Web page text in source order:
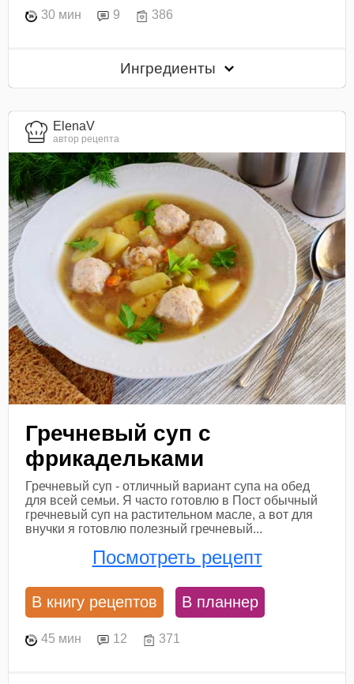
30 мин 9 386
Ингредиенты
ElenaV
автор рецепта
Гречневый суп с
фрикадельками
Гречневый суп - отличный вариант супа на обед
для всей семьи. Я часто готовлю в Пост обычный
гречневый суп на растительном масле, а вот для
внучки я готовлю полезный гречневый...
Посмотреть рецепт
В книгу рецептов В планнер
45 мин 12 371